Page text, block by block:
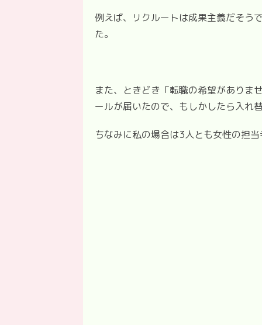
例えば、リクルートは成果主義だそう
た。
また、ときどき「転職の希望がありま
ールが届いたので、もしかしたら入れ
ちなみに私の場合は3人とも女性の担